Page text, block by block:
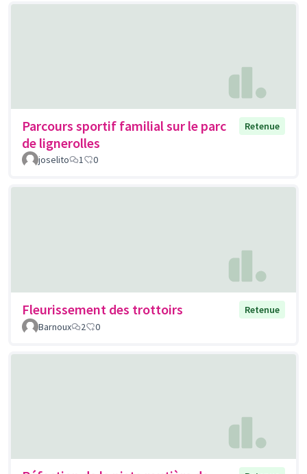
Parcours sportif familial sur le parc
de lignerolles
Retenue
joselito 1 0
Fleurissement des trottoirs
Retenue
Barnoux
2 0